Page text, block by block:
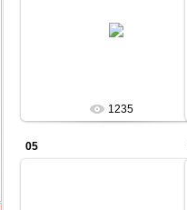
1235
05